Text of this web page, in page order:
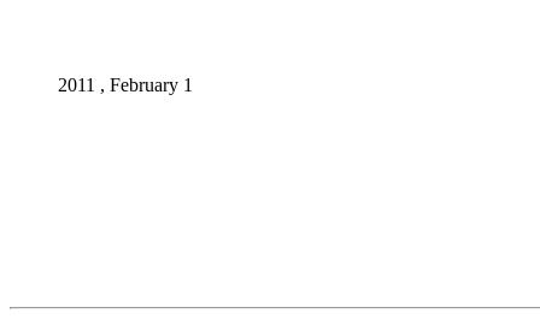
2011 , February 1